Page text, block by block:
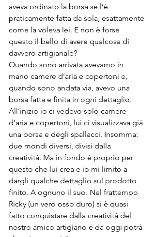
aveva ordinato la borsa se l’è
praticamente fatta da sola, esattamente
come la voleva lei. E non è forse
questo il bello di avere qualcosa di
davvero artigianale?
Quando sono arrivata avevamo in
mano camere d’aria e copertoni e,
quando sono andata via, avevo una
borsa fatta e finita in ogni dettaglio.
All’inizio io ci vedevo solo camere
d’aria e copertoni, lui ci visualizzava già
una borsa e degli spallacci. Insomma:
due mondi diversi, divisi dalla
creatività. Ma in fondo è proprio per
questo che lui crea e io mi limito a
dargli qualche dettaglio sul prodotto
finito. A ognuno il suo. Nel frattempo
Ricky (un vero osso duro) si è quasi
fatto conquistare dalla creatività del
nostro amico artigiano e da oggi potrà